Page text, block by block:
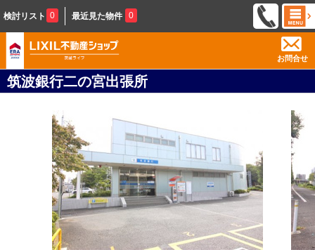
検討リスト 0 最近見た物件 0
お問合せ
筑波銀行二の宮出張所